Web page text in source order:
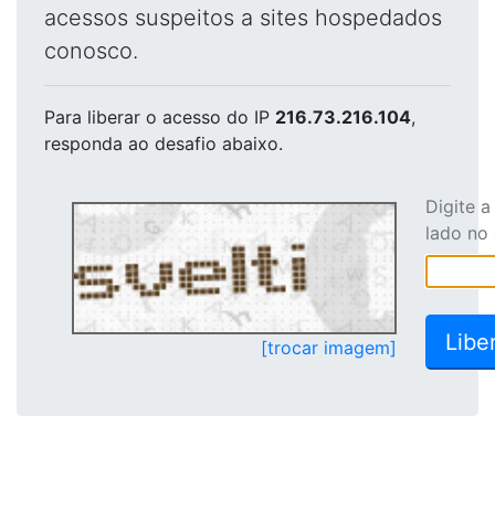
acessos suspeitos a sites hospedados
conosco.
Para liberar o acesso do IP 216.73.216.104,
responda ao desafio abaixo.
[trocar imagem]
Digite
lado no